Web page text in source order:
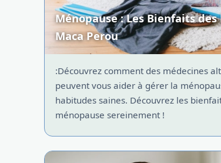
Ménopause : Les Bienfaits
Maca Perou
:Découvrez comment des médecines
peuvent vous aider à gérer la
habitudes saines. Découvrez les
ménopause sereinement !